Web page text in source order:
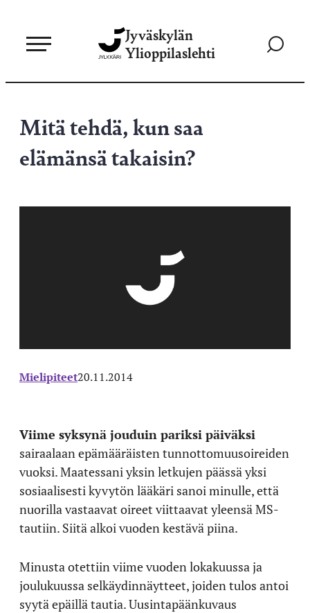
sisältöön
Jyväskylän
Ylioppilaslehti
Siirry
Mitä tehdä, kun saa
elämänsä takaisin?
Mielipiteet20.11.2014
Viime syksynä jouduin pariksi päiväksi
sairaalaan epämääräisten tunnottomuusoireiden
vuoksi. Maatessani yksin letkujen päässä yksi
sosiaalisesti kyvytön lääkäri sanoi minulle, että
nuorilla vastaavat oireet viittaavat yleensä MS-
tautiin. Siitä alkoi vuoden kestävä piina.
Minusta otettiin viime vuoden lokakuussa ja
joulukuussa selkäydinnäytteet, joiden tulos antoi
syytä epäillä tautia. Uusintapäänkuvaus